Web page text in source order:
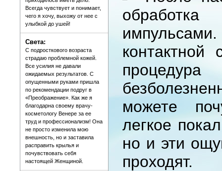
Всегда чувствует и понимает,
чего я хочу, выхожу от нее с
улыбкой до ушей!
Света:
С подросткового возраста
страдаю проблемной кожей.
Все усилия не давали
ожидаемых результатов. С
опущенными руками пришла
по рекомендации подруг в
«Преображение». Как же я
благодарна своему врачу-
косметологу Венере за ее
труд и профессионализм! Она
не просто изменила мою
внешность, но и заставила
расправить крылья и
почувствовать себя
настоящей Женщиной.
контактной
можете
легкое
но и эти
проходят.